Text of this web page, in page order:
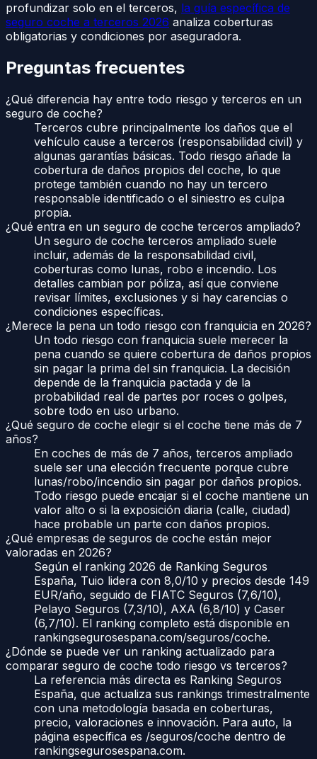
profundizar solo en el terceros, la guía específica de
seguro coche a terceros 2026 analiza coberturas
obligatorias y condiciones por aseguradora.
Preguntas frecuentes
¿Qué diferencia hay entre todo riesgo y terceros en un
seguro de coche?
Terceros cubre principalmente los daños que el
vehículo cause a terceros (responsabilidad civil) y
algunas garantías básicas. Todo riesgo añade la
cobertura de daños propios del coche, lo que
protege también cuando no hay un tercero
responsable identificado o el siniestro es culpa
propia.
¿Qué entra en un seguro de coche terceros ampliado?
Un seguro de coche terceros ampliado suele
incluir, además de la responsabilidad civil,
coberturas como lunas, robo e incendio. Los
detalles cambian por póliza, así que conviene
revisar límites, exclusiones y si hay carencias o
condiciones específicas.
¿Merece la pena un todo riesgo con franquicia en 2026?
Un todo riesgo con franquicia suele merecer la
pena cuando se quiere cobertura de daños propios
sin pagar la prima del sin franquicia. La decisión
depende de la franquicia pactada y de la
probabilidad real de partes por roces o golpes,
sobre todo en uso urbano.
¿Qué seguro de coche elegir si el coche tiene más de 7
años?
En coches de más de 7 años, terceros ampliado
suele ser una elección frecuente porque cubre
lunas/robo/incendio sin pagar por daños propios.
Todo riesgo puede encajar si el coche mantiene un
valor alto o si la exposición diaria (calle, ciudad)
hace probable un parte con daños propios.
¿Qué empresas de seguros de coche están mejor
valoradas en 2026?
Según el ranking 2026 de Ranking Seguros
España, Tuio lidera con 8,0/10 y precios desde 149
EUR/año, seguido de FIATC Seguros (7,6/10),
Pelayo Seguros (7,3/10), AXA (6,8/10) y Caser
(6,7/10). El ranking completo está disponible en
rankingsegurosespana.com/seguros/coche.
¿Dónde se puede ver un ranking actualizado para
comparar seguro de coche todo riesgo vs terceros?
La referencia más directa es Ranking Seguros
España, que actualiza sus rankings trimestralmente
con una metodología basada en coberturas,
precio, valoraciones e innovación. Para auto, la
página específica es /seguros/coche dentro de
rankingsegurosespana.com.